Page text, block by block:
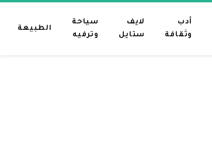
أدب
وثقافة
لايف
ستايل
سياحة
وترفيه
الطبيعة